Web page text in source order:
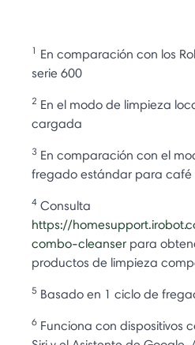
1 En comparación con los
serie 600
2 En el modo de limpieza
cargada
3 En comparación con el
fregado estándar para café
4 Consulta
https://
combo-cleanser para
productos de limpieza
5 Basado en 1 ciclo de
6 Funciona con dispositivos